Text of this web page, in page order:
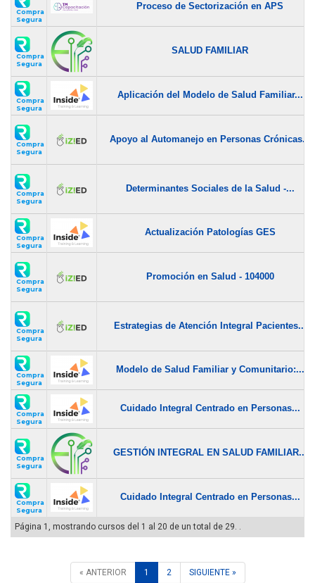
Compra
Segura
Proceso de Sectorización en APS
Compra
Segura
SALUD FAMILIAR
Compra
Segura
Aplicación del Modelo de Salud Familiar...
Compra
Segura
Apoyo al Automanejo en Personas Crónicas...
Compra
Segura
Determinantes Sociales de la Salud -...
Compra
Segura
Actualización Patologías GES
Compra
Segura
Promoción en Salud - 104000
Compra
Segura
Estrategias de Atención Integral Pacientes...
Compra
Segura
Modelo de Salud Familiar y Comunitario:...
Compra
Segura
Cuidado Integral Centrado en Personas...
Compra
Segura
GESTIÓN INTEGRAL EN SALUD FAMILIAR...
Compra
Segura
Cuidado Integral Centrado en Personas...
Página 1, mostrando cursos del 1 al 20 de un total de 29. .
« ANTERIOR 1 2 SIGUIENTE »